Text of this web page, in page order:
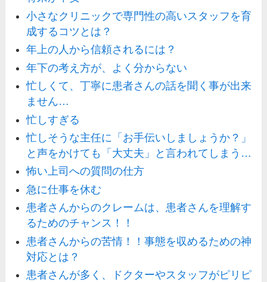
小さなクリニックで専門性の高いスタッフを育
成するコツとは？
年上の人から信頼されるには？
年下の考え方が、よく分からない
忙しくて、丁寧に患者さんの話を聞く事が出来
ません…
忙しすぎる
忙しそうな主任に「お手伝いしましょうか？」
と声をかけても「大丈夫」と言われてしまう…
怖い上司への質問の仕方
急に仕事を休む
患者さんからのクレームは、患者さんを理解す
るためのチャンス！！
患者さんからの苦情！！事態を収めるための神
対応とは？
患者さんが多く、ドクターやスタッフがピリピ